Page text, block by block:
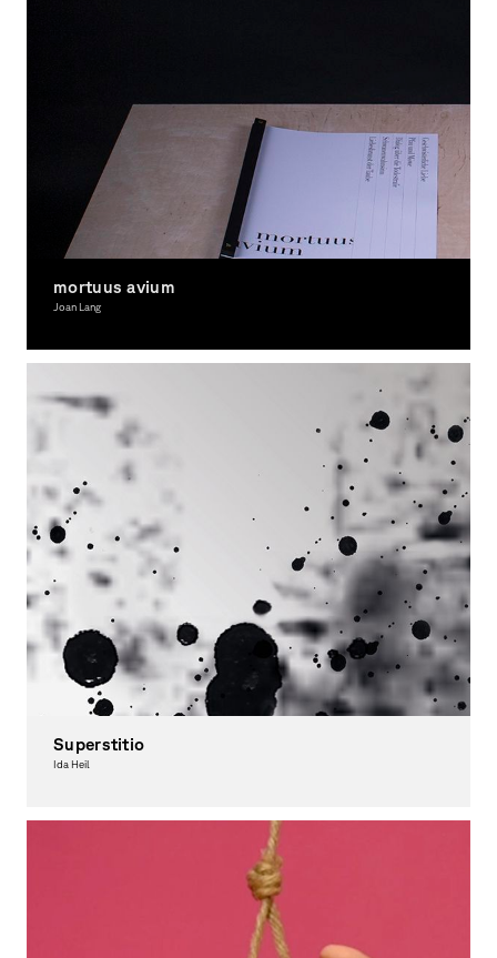
mortuus avium
Joan Lang
Superstitio
Ida Heil